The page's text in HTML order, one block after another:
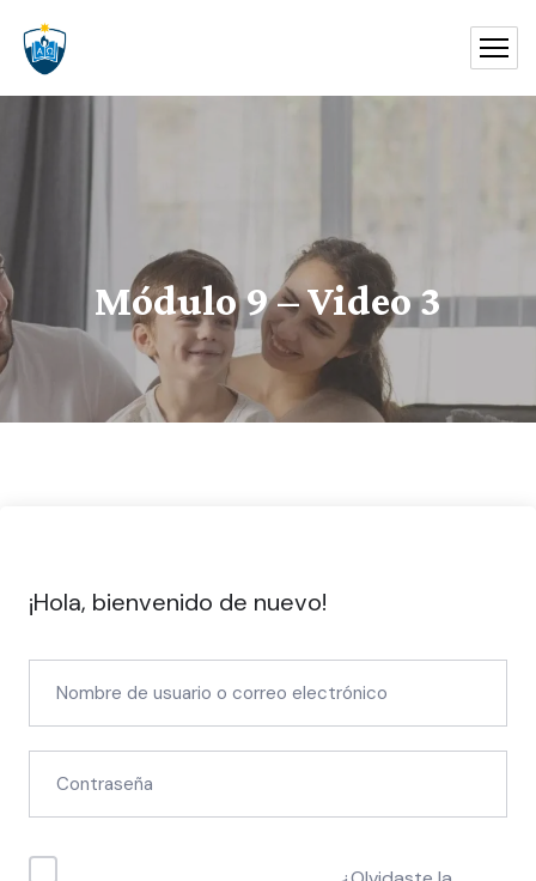
Módulo 9 – Video 3
¡Hola, bienvenido de nuevo!